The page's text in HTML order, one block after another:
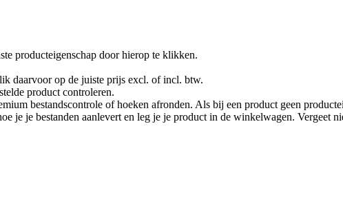
producteigenschap door hierop te klikken.
daarvoor op de juiste prijs excl. of incl. btw.
product controleren.
bestandscontrole of hoeken afronden. Als bij een product geen
je je bestanden aanlevert en leg je je product in de winkelwagen. Vergeet